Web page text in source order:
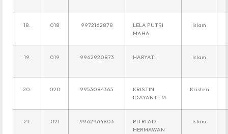
18. 018 9972162878
LELA PUTRI
MAHA
Islam
19. 019 9962920873 HARYATI Islam
20. 020 9953084365
KRISTIN
IDAYANTI. M
Kristen
21. 021 9962964803
PITRI ADI
HERMAWAN
Islam